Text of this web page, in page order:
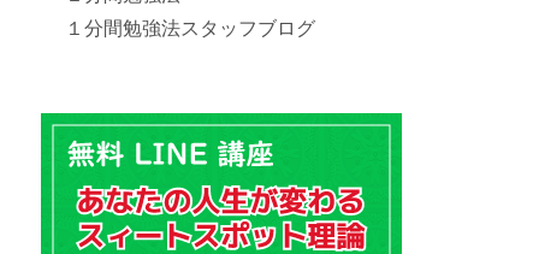
１分間勉強法スタッフブログ